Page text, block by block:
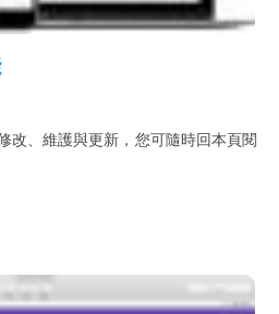
改、維護與更新，您可隨時回本頁閱